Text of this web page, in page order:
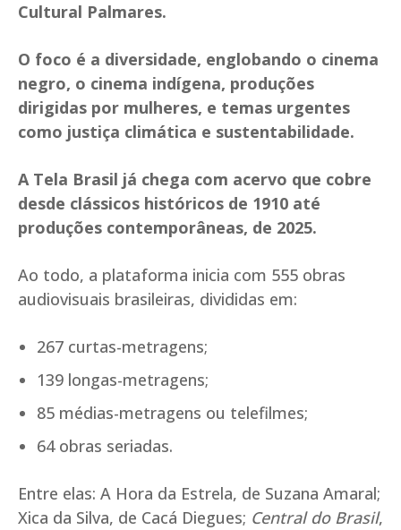
Cultural Palmares.
O foco é a diversidade, englobando o cinema
negro, o cinema indígena, produções
dirigidas por mulheres, e temas urgentes
como justiça climática e sustentabilidade.
A Tela Brasil já chega com acervo que cobre
desde clássicos históricos de 1910 até
produções contemporâneas, de 2025.
Ao todo, a plataforma inicia com 555 obras
audiovisuais brasileiras, divididas em:
267 curtas-metragens;
139 longas-metragens;
85 médias-metragens ou telefilmes;
64 obras seriadas.
Entre elas: A Hora da Estrela, de Suzana Amaral;
Xica da Silva, de Cacá Diegues; Central do Brasil,